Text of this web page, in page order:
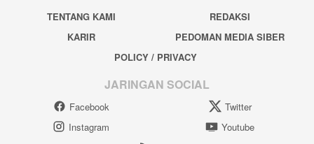
TENTANG KAMI
REDAKSI
KARIR
PEDOMAN MEDIA SIBER
POLICY / PRIVACY
JARINGAN SOCIAL
Facebook
Twitter
Instagram
Youtube